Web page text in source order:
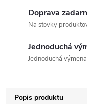
Doprava
Na stovky
Jednoduchá
Jednoduchá
Popis produktu